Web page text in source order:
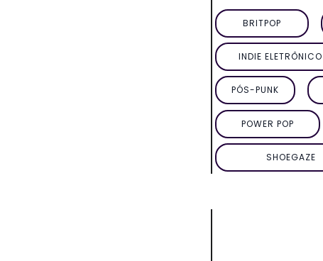
BRITPOP
INDIE ELETRÔNICO
PÓS-PUNK
POWER POP
SHOEGAZE